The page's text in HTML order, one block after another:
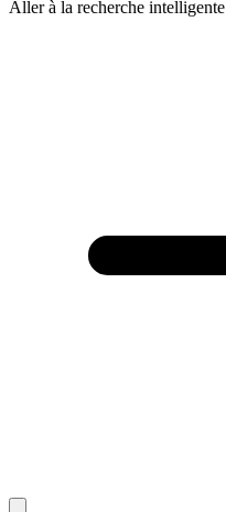
Aller à la recherche intelligente